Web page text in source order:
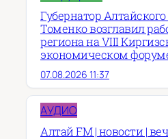
Губернатор
Томенко возглавил
региона на VIII
экономическом
07.08.2026 11:37
АУДИО
Алтай FM | новости |